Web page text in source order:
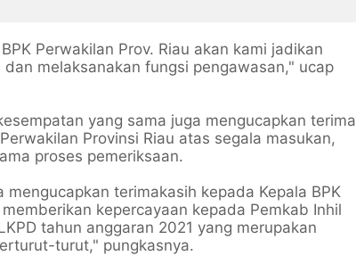
Perwakilan Prov. Riau akan kami jadikan
melaksanakan fungsi pengawasan," ucap
yang sama juga mengucapkan terima
Provinsi Riau atas segala masukan,
proses pemeriksaan.
terimakasih kepada Kepala BPK
kepercayaan kepada Pemkab Inhil
tahun anggaran 2021 yang merupakan
turut," pungkasnya.